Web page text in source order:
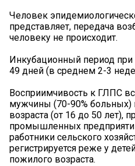
Человек
представляет, передача
человеку не происходит.
Инкубационный период при
49 дней (в среднем 2-3
Восприимчивость к ГЛПС
мужчины (70-90% больных)
возраста (от 16 до 50 лет),
промышленных
работники сельского
регистрируется реже у
пожилого возраста.